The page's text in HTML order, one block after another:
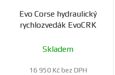
Evo Corse hydraulický
rychlozvedák EvoCRK
Skladem
16 950 Kč bez DPH